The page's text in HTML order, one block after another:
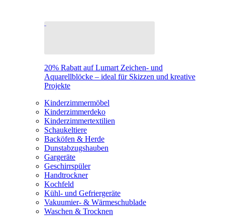
20% Rabatt auf Lumart Zeichen- und
Aquarellblöcke – ideal für Skizzen und kreative
Projekte
Kinderzimmermöbel
Kinderzimmerdeko
Kinderzimmertextilien
Schaukeltiere
Backöfen & Herde
Dunstabzugshauben
Gargeräte
Geschirrspüler
Handtrockner
Kochfeld
Kühl- und Gefriergeräte
Vakuumier- & Wärmeschublade
Waschen & Trocknen